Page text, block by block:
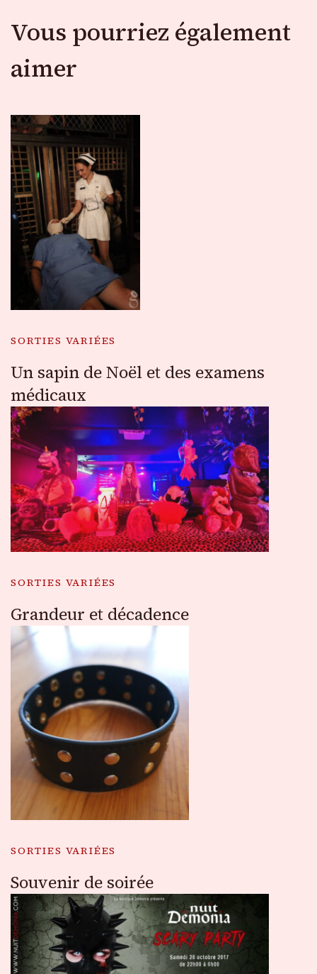
Vous pourriez également
aimer
SORTIES VARIÉES
Un sapin de Noël et des examens
médicaux
SORTIES VARIÉES
Grandeur et décadence
SORTIES VARIÉES
Souvenir de soirée